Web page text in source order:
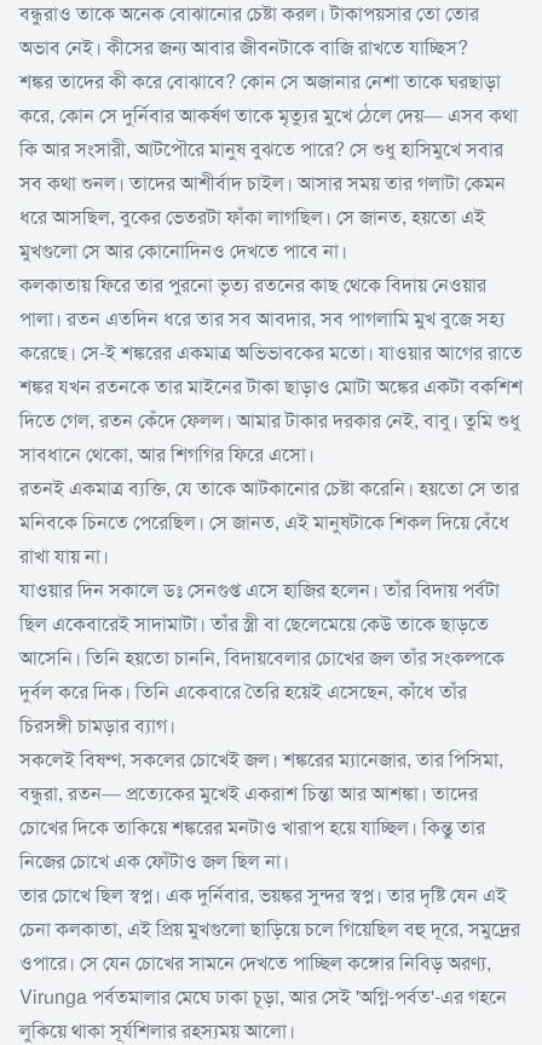
বন্ধুরাও তাকে অনেক বোঝানোর চেষ্টা করল। টাকাপয়সার তো তোর
অভাব নেই। কীসের জন্য আবার জীবনটাকে বাজি রাখতে যাচ্ছিস?
শঙ্কর তাদের কী করে বোঝাবে? কোন সে অজানার নেশা তাকে ঘরছাড়া
করে, কোন সে দুর্নিবার আকর্ষণ তাকে মৃত্যুর মুখে ঠেলে দেয়— এসব কথা
কি আর সংসারী, আটপৌরে মানুষ বুঝতে পারে? সে শুধু হাসিমুখে সবার
সব কথা শুনল। তাদের আশীর্বাদ চাইল। আসার সময় তার গলাটা কেমন
ধরে আসছিল, বুকের ভেতরটা ফাঁকা লাগছিল। সে জানত, হয়তো এই
মুখগুলো সে আর কোনোদিনও দেখতে পাবে না।
কলকাতায় ফিরে তার পুরনো ভৃত্য রতনের কাছ থেকে বিদায় নেওয়ার
পালা। রতন এতদিন ধরে তার সব আবদার, সব পাগলামি মুখ বুজে সহ্য
করেছে। সে-ই শঙ্করের একমাত্র অভিভাবকের মতো। যাওয়ার আগের রাতে
শঙ্কর যখন রতনকে তার মাইনের টাকা ছাড়াও মোটা অঙ্কের একটা বকশিশ
দিতে গেল, রতন কেঁদে ফেলল। আমার টাকার দরকার নেই, বাবু। তুমি শুধু
সাবধানে থেকো, আর শিগগির ফিরে এসো।
রতনই একমাত্র ব্যক্তি, যে তাকে আটকানোর চেষ্টা করেনি। হয়তো সে তার
মনিবকে চিনতে পেরেছিল। সে জানত, এই মানুষটাকে শিকল দিয়ে বেঁধে
রাখা যায় না।
যাওয়ার দিন সকালে ডঃ সেনগুপ্ত এসে হাজির হলেন। তাঁর বিদায় পর্বটা
ছিল একেবারেই সাদামাটা। তাঁর স্ত্রী বা ছেলেমেয়ে কেউ তাকে ছাড়তে
আসেনি। তিনি হয়তো চাননি, বিদায়বেলার চোখের জল তাঁর সংকল্পকে
দুর্বল করে দিক। তিনি একেবারে তৈরি হয়েই এসেছেন, কাঁধে তাঁর
চিরসঙ্গী চামড়ার ব্যাগ।
সকলেই বিষণ্ণ, সকলের চোখেই জল। শঙ্করের ম্যানেজার, তার পিসিমা,
বন্ধুরা, রতন— প্রত্যেকের মুখেই একরাশ চিন্তা আর আশঙ্কা। তাদের
চোখের দিকে তাকিয়ে শঙ্করের মনটাও খারাপ হয়ে যাচ্ছিল। কিন্তু তার
নিজের চোখে এক ফোঁটাও জল ছিল না।
তার চোখে ছিল স্বপ্ন। এক দুর্নিবার, ভয়ঙ্কর সুন্দর স্বপ্ন। তার দৃষ্টি যেন এই
চেনা কলকাতা, এই প্রিয় মুখগুলো ছাড়িয়ে চলে গিয়েছিল বহু দূরে, সমুদ্রের
ওপারে। সে যেন চোখের সামনে দেখতে পাচ্ছিল কঙ্গোর নিবিড় অরণ্য,
Virunga পর্বতমালার মেঘে ঢাকা চূড়া, আর সেই 'অগ্নি-পর্বত'-এর গহনে
লুকিয়ে থাকা সূর্যশিলার রহস্যময় আলো।